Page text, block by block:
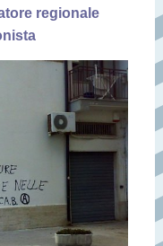
regionale